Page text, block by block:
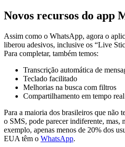
Novos recursos do app
Assim como o WhatsApp, agora o
liberou adesivos, inclusive os “Live
Para completar, também temos:
Transcrição automática de
Teclado facilitado
Melhorias na busca com filtros
Compartilhamento em tempo
Para a maioria dos brasileiros que não
o SMS, pode parecer indiferente, mas,
exemplo, apenas menos de 20% dos
EUA têm o WhatsApp.